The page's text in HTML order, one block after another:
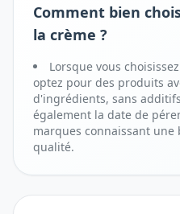
Comment bien
la crème ?
Lorsque vous
optez pour des produits
d'ingrédients, sans
également la date de
marques connaissant
qualité.